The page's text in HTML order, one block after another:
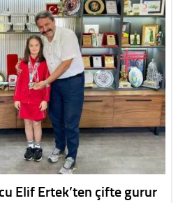
Elif Ertek’ten çifte gurur